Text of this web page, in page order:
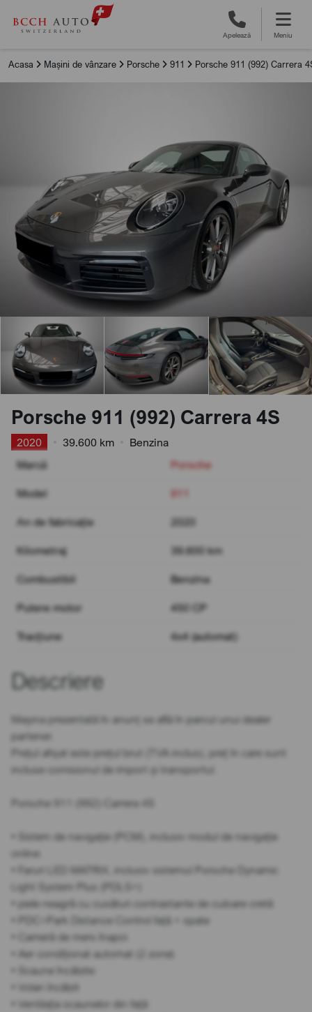
Apelează Meniu
Acasa Mașini de vânzare Porsche 911 Porsche 911 (992) Carrera
Porsche 911 (992) Carrera 4S
2020 39.600 km
Benzina
Marcă
Porsche
Model 911
An de fabricație 2020
Kilometraj 39.600 km
Combustibil Benzina
Putere motor 450 CP
Tracțiune 4x4 (automat)
Descriere
Mașina prezentată în anunț se află în parcul unui dealer
partener.
Prețul afișat este prețul brut (TVA inclus), preț în care sunt
incluse comisionul de import și transportul.
Porsche 911 (992) Carrera 4S
• Sistem de navigație (PCM), inclusiv modul de navigație
online.
• Faruri LED MATRIX, inclusiv sistemul Porsche Dynamic
Light System Plus (PDLS+)
• piele neagră cu cusături contrastante de culoare cretă
• PDC=Park Distance Control față + spate
• Cameră de mers înapoi
• Aer condiționat automat (2 zone)
• Scaune încălzite
• Volan încălzit
• Ventilația scaunelor din față